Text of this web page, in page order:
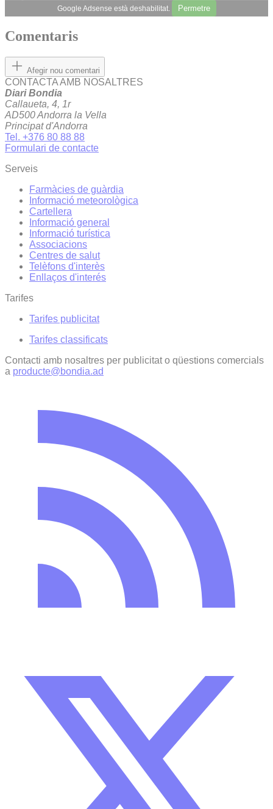
Google Adsense està deshabilitat. Permetre
Comentaris
Afegir nou comentari
CONTACTA AMB NOSALTRES
Diari Bondia
Callaueta, 4, 1r
AD500 Andorra la Vella
Principat d'Andorra
Tel. +376 80 88 88
Formulari de contacte
Serveis
Farmàcies de guàrdia
Informació meteorològica
Cartellera
Informació general
Informació turística
Associacions
Centres de salut
Telèfons d'interès
Enllaços d'interés
Tarifes
Tarifes publicitat
Tarifes classificats
Contacti amb nosaltres per publicitat o qüestions comercials
a producte@bondia.ad